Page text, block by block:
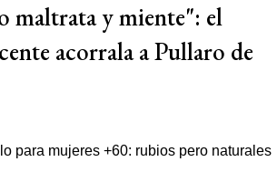
maltrata y miente": el
acorrala a Pullaro de